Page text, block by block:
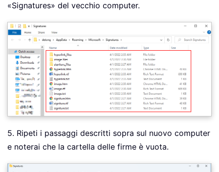
«Signatures» del vecchio computer.
5. Ripeti i passaggi descritti sopra sul nuovo computer
e noterai che la cartella delle firme è vuota.